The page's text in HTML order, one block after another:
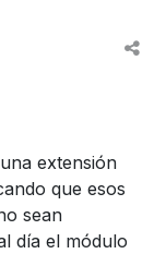
extensión
que esos
sean
día el módulo